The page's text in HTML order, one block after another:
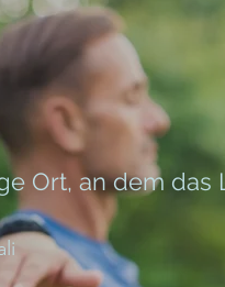
Ort, an dem das